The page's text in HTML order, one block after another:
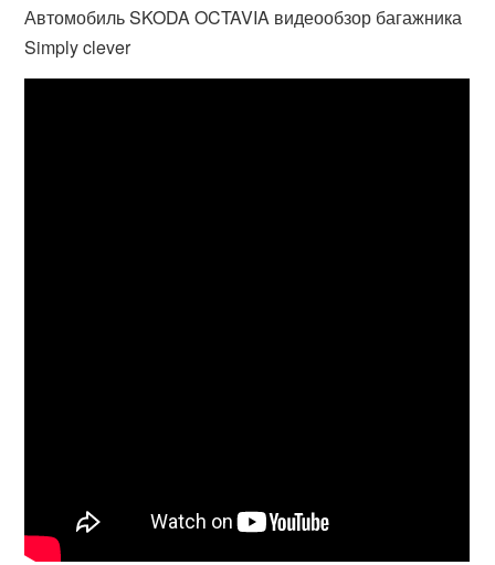
Автомобиль SKODA OCTAVIA видеообзор багажника
Simply clever